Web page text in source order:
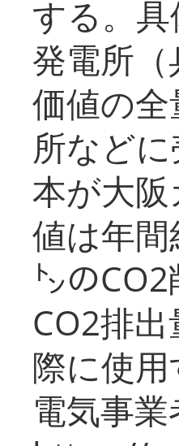
する。
発電所
価値の
所など
本が大
値は年
㌧の
CO2排
際に使
電気事